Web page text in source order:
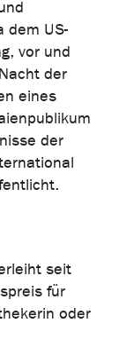
dem US-
vor und
der
eines
der
seit
für
oder